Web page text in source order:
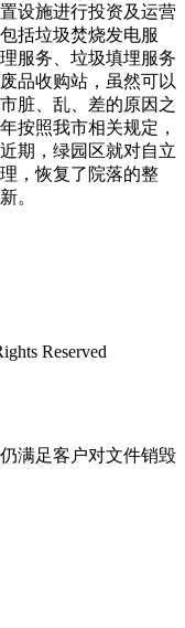
设施进行投资及运营
括垃圾焚烧发电服
服务、垃圾填埋服务
品收购站，虽然可以
脏、乱、差的原因之
按照我市相关规定，
期，绿园区就对自立
，恢复了院落的整
。
Reserved
满足客户对文件销毁